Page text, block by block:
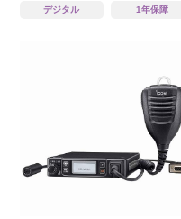
デジタル 1年保障